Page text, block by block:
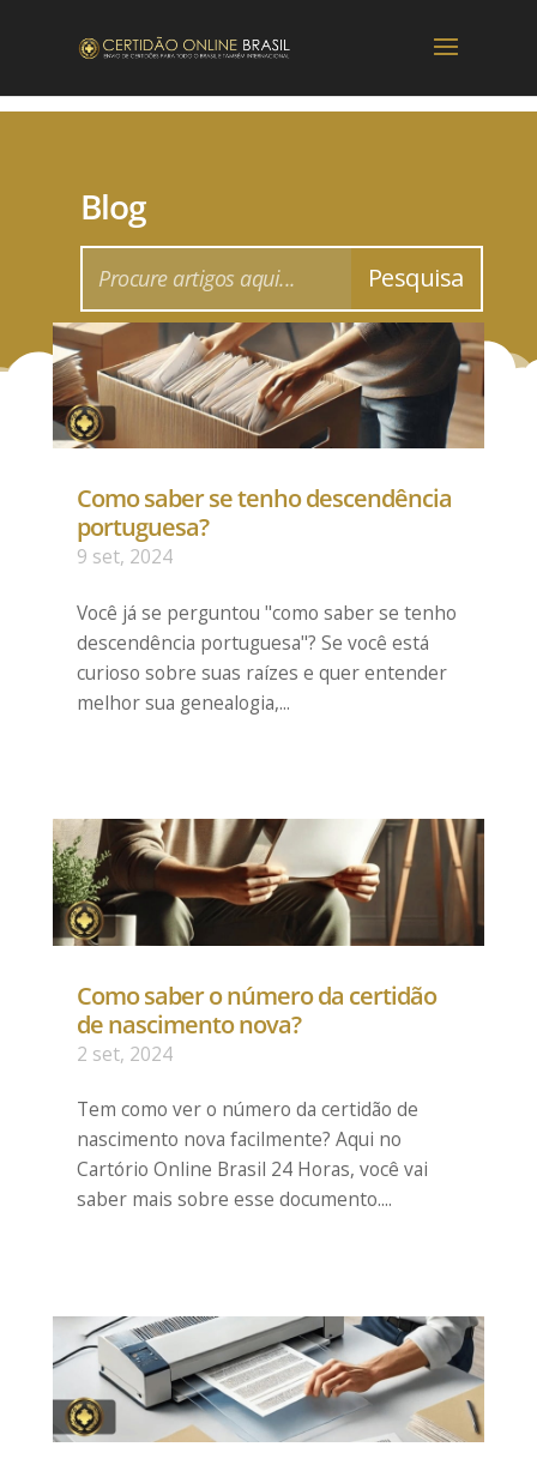
Blog
Como saber se tenho descendência
portuguesa?
9 set, 2024
Você já se perguntou "como saber se tenho
descendência portuguesa"? Se você está
curioso sobre suas raízes e quer entender
melhor sua genealogia,...
Como saber o número da certidão
de nascimento nova?
2 set, 2024
Tem como ver o número da certidão de
nascimento nova facilmente? Aqui no
Cartório Online Brasil 24 Horas, você vai
saber mais sobre esse documento....